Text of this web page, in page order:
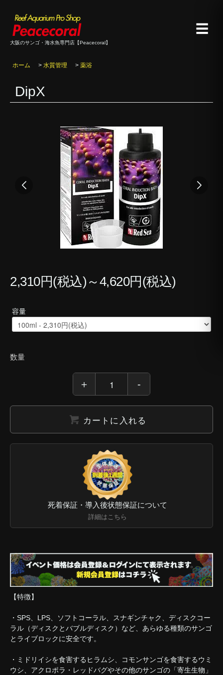
大阪のサンゴ・海水魚専門店【Peacecoral】
☰
ホーム > 水質管理 > 薬浴
DipX
2,310円(税込)～4,620円(税込)
容量
数量
カートに入れる
死着保証・導入後状態保証について
詳細はこちら
【特徴】
・SPS、LPS、ソフトコーラル、スナギンチャク、ディスクコー
ラル（ディスクとバブルディスク）など、あらゆる種類のサンゴ
とライブロックに安全です。
・ミドリイシを食害するヒラムシ、コモンサンゴを食害するウミ
ウシ、アクロポラ・レッドバグやその他のサンゴの「寄生生物」